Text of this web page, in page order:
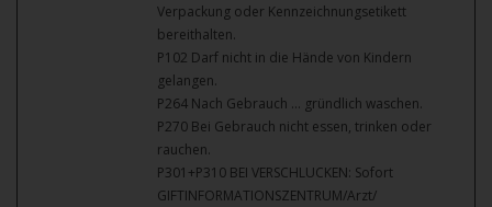
Verpackung oder Kennzeichnungsetikett
bereithalten.
P102 Darf nicht in die Hände von Kindern
gelangen.
P264 Nach Gebrauch … gründlich waschen.
P270 Bei Gebrauch nicht essen, trinken oder
rauchen.
P301+P310 BEI VERSCHLUCKEN: Sofort
GIFTINFORMATIONSZENTRUM/Arzt/